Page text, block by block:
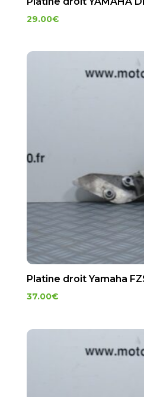
29.00€
Platine droit Yamaha
37.00€